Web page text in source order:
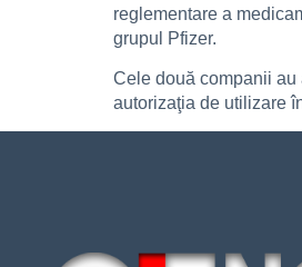
reglementare a
grupul Pfizer.
Cele două companii
autorizaţia de utilizare